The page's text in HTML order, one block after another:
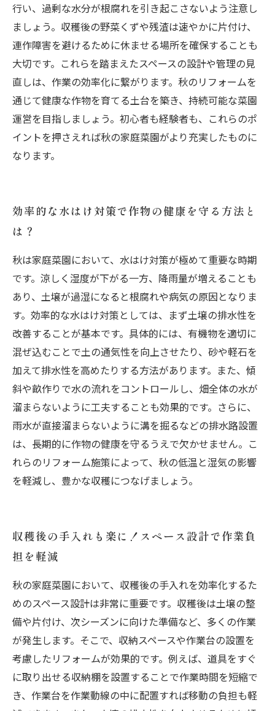
行い、過剰な水分が根腐れを引き起こさないよう注意し
ましょう。収穫後の野菜くずや残渣は速やかに片付け、
連作障害を避けるために休ませる場所を確保することも
大切です。これらを踏まえたスペースの設計や管理の見
直しは、作業の効率化に繋がります。秋のリフォームを
通じて健康な作物を育てる土台を築き、持続可能な菜園
運営を目指しましょう。初心者も経験者も、これらのポ
イントを押さえれば秋の家庭菜園がより充実したものに
なります。
効率的な水はけ対策で作物の健康を守る方法と
は？
秋は家庭菜園において、水はけ対策が極めて重要な時期
です。涼しく湿度が下がる一方、降雨量が増えることも
あり、土壌が過湿になると根腐れや病気の原因となりま
す。効率的な水はけ対策としては、まず土壌の排水性を
改善することが基本です。具体的には、有機物を適切に
混ぜ込むことで土の通気性を向上させたり、砂や軽石を
加えて排水性を高めたりする方法があります。また、傾
斜や畝作りで水の流れをコントロールし、畑全体の水が
溜まらないように工夫することも効果的です。さらに、
雨水が直接溜まらないように溝を掘るなどの排水路設置
は、長期的に作物の健康を守るうえで欠かせません。こ
れらのリフォーム施策によって、秋の低温と湿気の影響
を軽減し、豊かな収穫につなげましょう。
収穫後の手入れも楽に！スペース設計で作業負
担を軽減
秋の家庭菜園において、収穫後の手入れを効率化するた
めのスペース設計は非常に重要です。収穫後は土壌の整
備や片付け、次シーズンに向けた準備など、多くの作業
が発生します。そこで、収納スペースや作業台の設置を
考慮したリフォームが効果的です。例えば、道具をすぐ
に取り出せる収納棚を設置することで作業時間を短縮で
き、作業台を作業動線の中に配置すれば移動の負担も軽